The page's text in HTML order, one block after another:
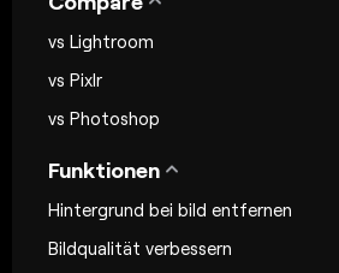
vs Lightroom
vs Pixlr
vs Photoshop
Funktionen
Hintergrund bei bild entfernen
Bildqualität verbessern